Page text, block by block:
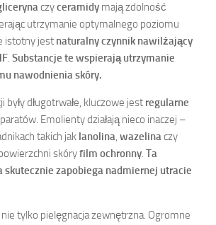
czyceramidy mają zdolność
utrzymanie optymalnego poziomu
istotny jest naturalny czynnik nawilżający
. Substancje te wspierają utrzymanie
nawodnienia skóry.
długotrwałe, kluczowe jest regularne
Emolienty działają nieco inaczej –
takich jak lanolina, wazelinaczy
skóryfilm ochronny. Ta
zapobiega nadmiernej utracie
tylko pielęgnacja zewnętrzna. Ogromne